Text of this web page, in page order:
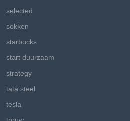
selected
sokken
starbucks
start duurzaam
strategy
tata steel
tesla